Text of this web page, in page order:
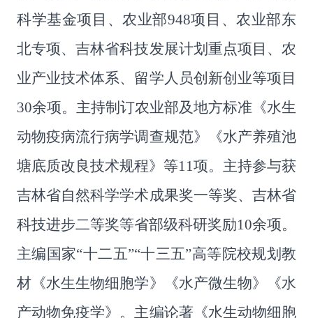
科学基金项目、农业部948项目、农业部东
北专项、吉林省科技发展计划重点项目、农
业产业技术体系、留学人员创新创业等项目
30余项。主持制订农业部及地方标准《水生
动物疫病流行病学调查规范》《水产养殖池
塘底质改良技术规程》等11项。主持参与获
吉林省自然科学学术成果奖一等奖、吉林省
科技进步二等奖等省部级科研奖励10余项。
主编国家“十二五”“十三五”高等院校规划教
材《水生生物细胞学》《水产微生物》《水
产动物免疫学》。主编论著《水生动物细胞